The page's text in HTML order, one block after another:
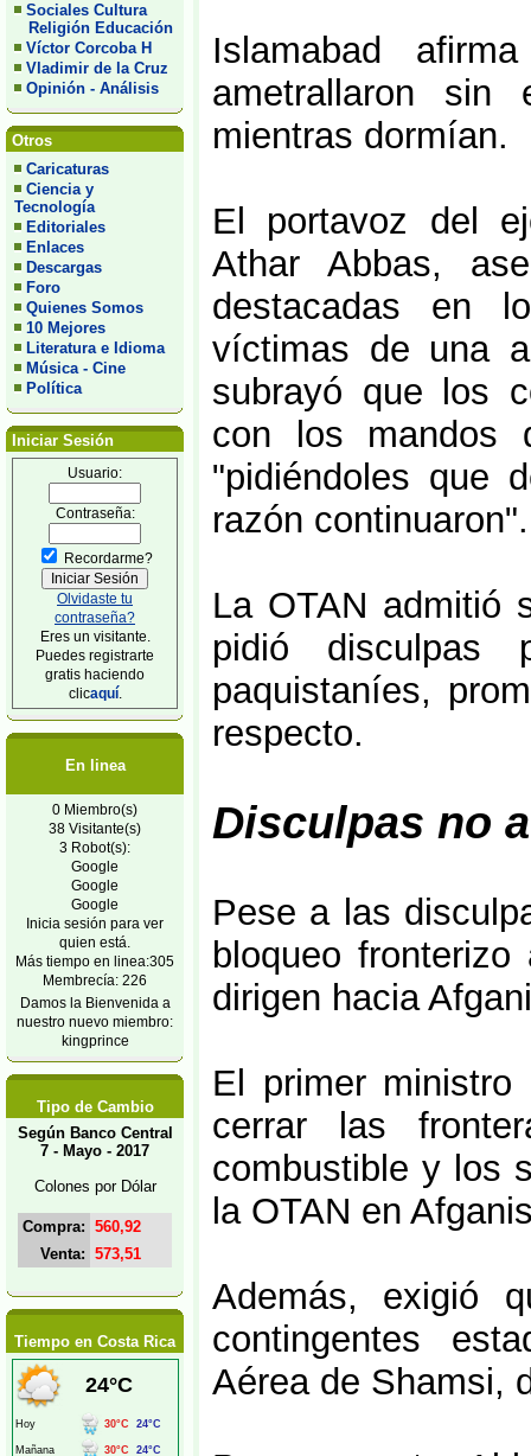
Sociales Cultura
Religión Educación
Víctor Corcoba H
Vladimir de la Cruz
Opinión - Análisis
Otros
Caricaturas
Ciencia y
Tecnología
Editoriales
Enlaces
Descargas
Foro
Quienes Somos
10 Mejores
Literatura e Idioma
Música - Cine
Política
Iniciar Sesión
Usuario:
Contraseña:
Recordarme?
Olvidaste tu
contraseña?
Eres un visitante.
Puedes registrarte
gratis haciendo
clicaquí.
En linea
0 Miembro(s)
38 Visitante(s)
3 Robot(s):
Google
Google
Google
Inicia sesión para ver
quien está.
Más tiempo en linea:305
Membrecía: 226
Damos la Bienvenida a
nuestro nuevo miembro:
kingprince
Tipo de Cambio
Según Banco Central
7 - Mayo - 2017
Colones por Dólar
Compra: 560,92
Venta: 573,51
Tiempo en Costa Rica
Islamabad
ametrallaron sin
mientras dormían.
El portavoz del
Athar Abbas,
destacadas en
víctimas de una
subrayó que los
con los mandos
"pidiéndoles que
razón continuaron".
La OTAN admitió
pidió
paquistaníes,
respecto.
Disculpas no
Pese a las
bloqueo
dirigen hacia
El primer
cerrar las
combustible y los
la OTAN en
Además, exigió
contingentes
Aérea de Shamsi,